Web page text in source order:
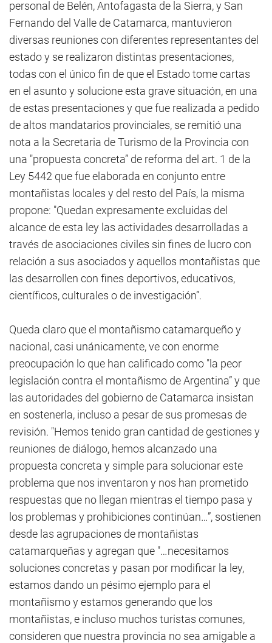
personal de Belén, Antofagasta de la Sierra, y San
Fernando del Valle de Catamarca, mantuvieron
diversas reuniones con diferentes representantes del
estado y se realizaron distintas presentaciones,
todas con el único fin de que el Estado tome cartas
en el asunto y solucione esta grave situación, en una
de estas presentaciones y que fue realizada a pedido
de altos mandatarios provinciales, se remitió una
nota a la Secretaria de Turismo de la Provincia con
una "propuesta concreta” de reforma del art. 1 de la
Ley 5442 que fue elaborada en conjunto entre
montañistas locales y del resto del País, la misma
propone: "Quedan expresamente excluidas del
alcance de esta ley las actividades desarrolladas a
través de asociaciones civiles sin fines de lucro con
relación a sus asociados y aquellos montañistas que
las desarrollen con fines deportivos, educativos,
científicos, culturales o de investigación”.
Queda claro que el montañismo catamarqueño y
nacional, casi unánicamente, ve con enorme
preocupación lo que han calificado como "la peor
legislación contra el montañismo de Argentina” y que
las autoridades del gobierno de Catamarca insistan
en sostenerla, incluso a pesar de sus promesas de
revisión. "Hemos tenido gran cantidad de gestiones y
reuniones de diálogo, hemos alcanzado una
propuesta concreta y simple para solucionar este
problema que nos inventaron y nos han prometido
respuestas que no llegan mientras el tiempo pasa y
los problemas y prohibiciones continúan…”, sostienen
desde las agrupaciones de montañistas
catamarqueñas y agregan que "…necesitamos
soluciones concretas y pasan por modificar la ley,
estamos dando un pésimo ejemplo para el
montañismo y estamos generando que los
montañistas, e incluso muchos turistas comunes,
consideren que nuestra provincia no sea amigable a